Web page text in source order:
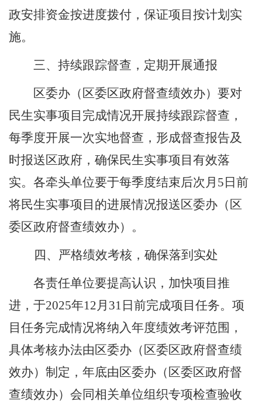
政安排资金按进度拨付，保证项目按计划实
施。
三、 持续跟踪督查，定期开展通报
区委办（区委区政府督查绩效办） 要对
民生实事项目 完成情况开展持续跟踪督查，
每季度开展一次实地督查 ，形成督查报告及
时报送区政府 ，确保民生实事项目有效落
实。各牵头单位要于每季度结束后次月 5 日前
将民生实事项目 的进展情况报送 区委办（区
委区政府督查绩效办）。
四、 严格绩效考核，确保落到实处
各责任单位要提高认识，加快项目推
进，于2025年12月 31 日前完成项目任务。项
目任务完成情况将纳入年度绩效考评范围，
具体考核办法由区委办（区委区政府督查绩
效办）制定，年底由区委办（区委区政府督
查绩效办）会同相关单位组织专项检查验收